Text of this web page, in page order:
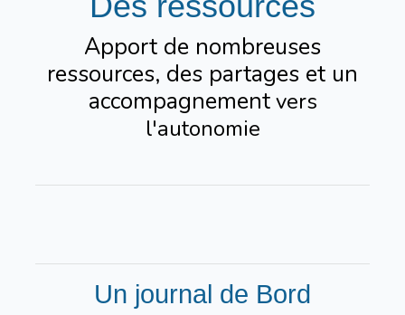
Apport de nombreuses
ressources, des partages et un
accompagnementvers
l'autonomie
Un journal de Bord